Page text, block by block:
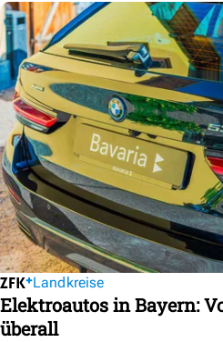
Landkreise
Elektroautos in Bayern:
überall